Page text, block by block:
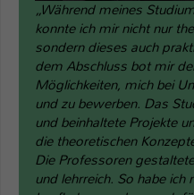
„Während meines
konnte ich mir nicht nur
sondern dieses auch
dem Abschluss bot mir
Möglichkeiten, mich bei
und zu bewerben. Das
und beinhaltete Projekte
die theoretischen
Die Professoren
und lehrreich. So habe ich